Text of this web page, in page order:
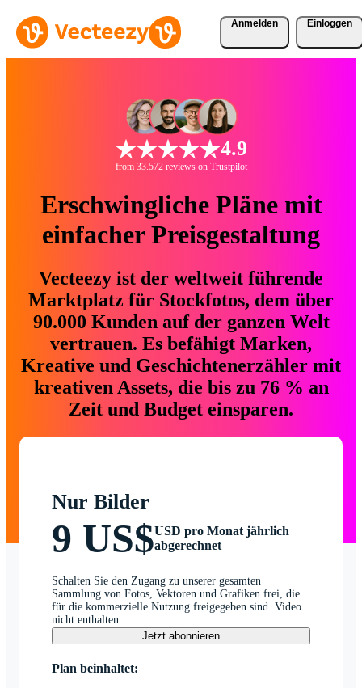
Anmelden Einloggen
4.9
from 33.572 reviews on Trustpilot
Erschwingliche Pläne mit
einfacher Preisgestaltung
Vecteezy ist der weltweit führende
Marktplatz für Stockfotos, dem über
90.000 Kunden auf der ganzen Welt
vertrauen. Es befähigt Marken,
Kreative und Geschichtenerzähler mit
kreativen Assets, die bis zu 76 % an
Zeit und Budget einsparen.
Nur Bilder
9 US$USD pro Monat jährlich
abgerechnet
Schalten Sie den Zugang zu unserer gesamten
Sammlung von Fotos, Vektoren und Grafiken frei, die
für die kommerzielle Nutzung freigegeben sind. Video
nicht enthalten.
Jetzt abonnieren
Plan beinhaltet: